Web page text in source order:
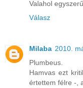
Valahol
Válasz
Milaba 2010.
Plumbeus.
Hamvas ezt
értettem félre -,